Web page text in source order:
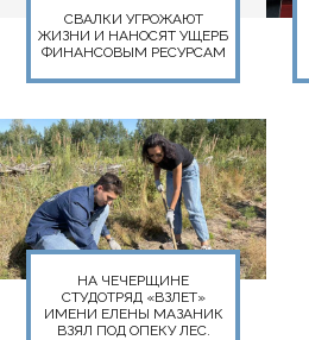
СВАЛКИ УГРОЖАЮТ
ЖИЗНИ И НАНОСЯТ УЩЕРБ
ФИНАНСОВЫМ РЕСУРСАМ
НА ЧЕЧЕРЩИНЕ
СТУДОТРЯД «ВЗЛЕТ»
ИМЕНИ ЕЛЕНЫ МАЗАНИК
ВЗЯЛ ПОД ОПЕКУ ЛЕС.